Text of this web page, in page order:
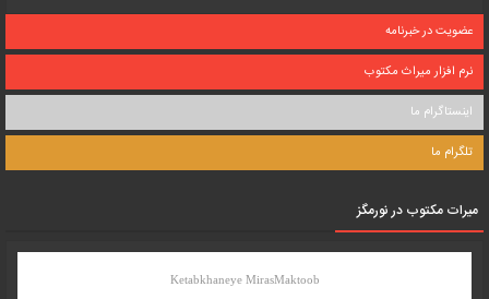
عضویت در خبرنامه
نرم افزار میراث مکتوب
اینستاگرام ما
تلگرام ما
میرات مکتوب در نورمگز
Ketabkhaneye MirasMaktoob